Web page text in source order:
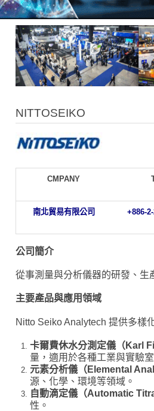
NITTOSEIKO
CMPANY
南北貿易有限公司 +886-
公司簡介
從事測量與分析儀器的研發、生
主要產品與應用領域
Nitto Seiko Analytech 提供多樣
卡爾費休水分測定儀（Karl
量，適用於各種工業與實驗室
元素分析儀（Elemental
源、化學、環境等領域。
自動滴定儀（Automatic
性。